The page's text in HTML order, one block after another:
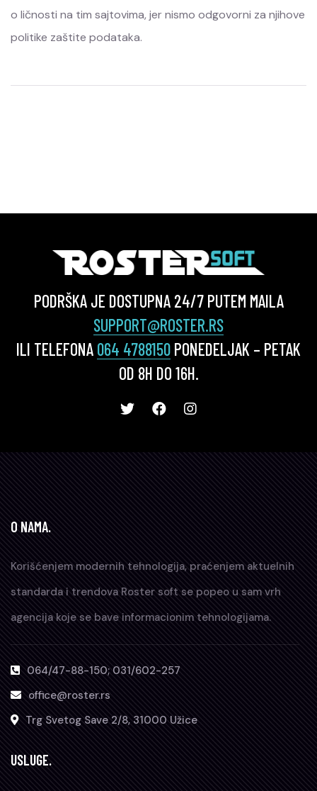
o ličnosti na tim sajtovima, jer nismo odgovorni za njihove
politike zaštite podataka.
PODRŠKA JE DOSTUPNA 24/7 PUTEM MAILA
SUPPORT@ROSTER.RS
ILI TELEFONA 064 4788150 PONEDELJAK – PETAK
OD 8H DO 16H.
O NAMA.
Korišćenjem modernih tehnologija, praćenjem aktuelnih
standarda i trendova Roster soft se popeo u sam vrh
agencija koje se bave informacionim tehnologijama.
064/47-88-150; 031/602-257
office@roster.rs
Trg Svetog Save 2/8, 31000 Užice
USLUGE.